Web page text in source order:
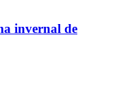
invernal de